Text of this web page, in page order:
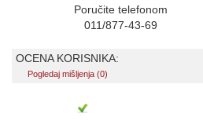
Poručite telefonom
011/877-43-69
OCENA KORISNIKA:
Pogledaj mišljenja (0)